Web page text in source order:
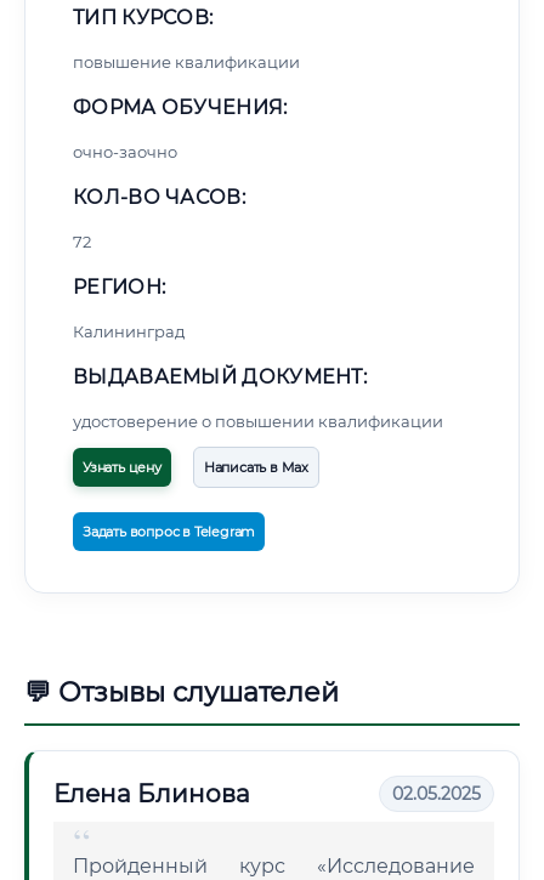
ТИП КУРСОВ:
повышение квалификации
ФОРМА ОБУЧЕНИЯ:
очно-заочно
КОЛ-ВО ЧАСОВ:
72
РЕГИОН:
Калининград
ВЫДАВАЕМЫЙ ДОКУМЕНТ:
удостоверение о повышении квалификации
Узнать цену Написать в Max
Задать вопрос в Telegram
💬 Отзывы слушателей
Елена Блинова 02.05.2025
Пройденный курс «Исследование